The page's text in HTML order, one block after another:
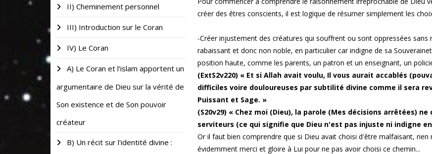
II) Cheminement personnel
III) Introduction sur le Coran
IV) Le Coran
A) Le Coran et l'islam apportent un
argumentaire de Dieu sur la vérité de
Son existence et de Son pouvoir
créateur
B) Un récit sur l'identité divine :
créer des êtres conscients, il est logique de résumer simplement les
-Créer injustement des créatures qui souffrent ou sont oppressées
rabaissant et donc non noble, en particulier car indigne de sa
position haute, comme les parents, un patron et un enseignant, un
(ExtS2v220) « Et si Allah avait voulu, Il vous aurait accablés
difficiles voire douloureuses par subtilité divine comme il sera
Puissant et Sage. »
(S20v29) « Chez moi (Dieu), la parole (Mes décisions arrêtées)
serviteurs (ce qui signifie que Dieu n'est pas injuste ni indigne
Or il faut bien comprendre que si Dieu avait choisi d'être malfaisant,
évidemment merci et gloire à Lui pour ne pas avoir choisi ce chemin...